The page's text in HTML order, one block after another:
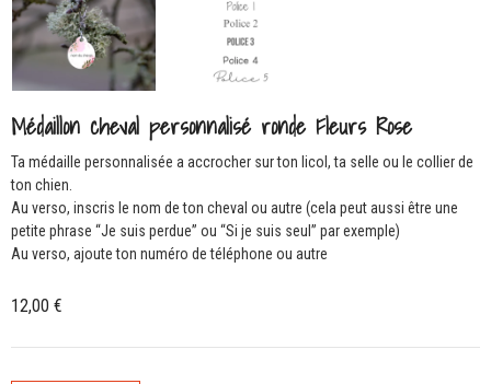
Médaillon cheval personnalisé ronde Fleurs Rose
Ta médaille personnalisée a accrocher sur ton licol, ta selle ou le collier de
ton chien.
Au verso, inscris le nom de ton cheval ou autre (cela peut aussi être une
petite phrase “Je suis perdue” ou “Si je suis seul” par exemple)
Au verso, ajoute ton numéro de téléphone ou autre
12,00 €